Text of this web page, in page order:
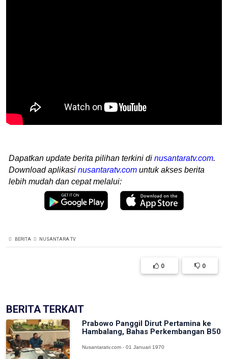
Dapatkan update berita pilihan terkini di nusantaratv.com.
Download aplikasi nusantaratv.com untuk akses berita
lebih mudah dan cepat melalui:
BERITA NUSANTARA TV
0 0
BERITA TERKAIT
Prabowo Panggil Dirut Pertamina ke
Hambalang, Bahas Perkembangan B50
Nusantaratv.com - 01 Januari 1970